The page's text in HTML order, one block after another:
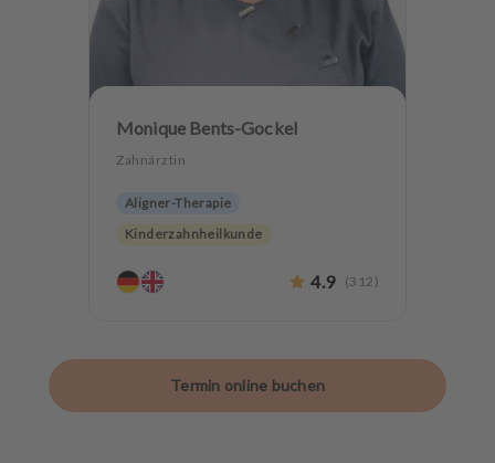
Monique Bents-Gockel
Zahnärztin
Aligner-Therapie
Kinderzahnheilkunde
Ästhetische Zahnheilkunde
Oralchirurgie
Alterszahnheilkunde
4.9 (312 )
Termin online buchen